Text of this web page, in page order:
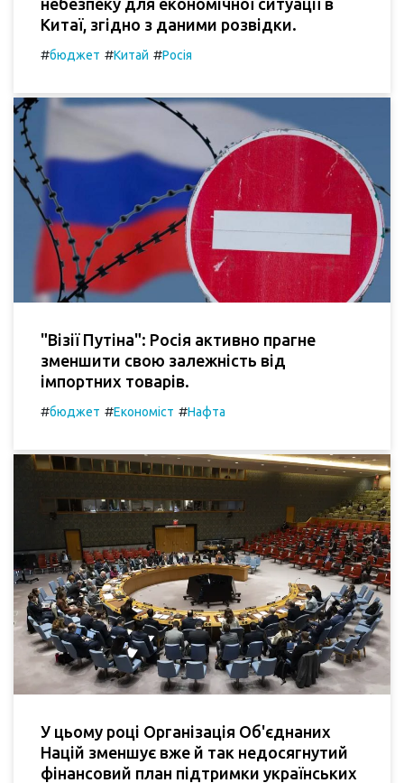
Китаї, згідно з даними розвідки.
#бюджет #Китай #Росія
"Візії Путіна": Росія активно прагне
зменшити свою залежність від
імпортних товарів.
#бюджет #Економіст #Нафта
У цьому році Організація Об'єднаних
Націй зменшує вже й так недосягнутий
фінансовий план підтримки українських